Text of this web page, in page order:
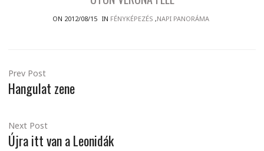
ON 2012/08/15 IN FÉNYKÉPEZÉS ,NAPI PANORÁMA
Prev Post
Hangulat zene
Next Post
Újra itt van a Leonidák